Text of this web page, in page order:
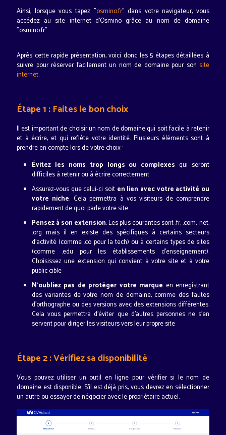
Ainsi, lorsque vous tapez "osmino.fr" dans votre navigateur, vous
accédez au site internet d'Osmino grâce au nom de domaine
"osmino.fr".
Après cette rapide présentation, voici donc les 5 étapes détaillées à
suivre pour réserver facilement un nom de domaine pour son site
internet.
Étape 1 : Faites le bon choix
Il est important de choisir un nom de domaine qui soit facile à retenir
et à écrire, et qui reflète votre identité. Plusieurs éléments sont à
prendre en compte lors de votre choix :
Évitez les noms trop longs ou complexes qui seront
difficiles à retenir ou à écrire correctement
Assurez-vous que celui-ci soit en lien avec votre activité ou
votre niche. Cela permettra à vos visiteurs de comprendre
rapidement de quoi parle votre site
Pensez à son extension. Les plus courantes sont .fr, .com, .net,
.org mais il en existe des spécifiques à certains secteurs
d'activité (comme .co pour la tech) ou à certains types de sites
(comme .edu pour les établissements d'enseignement).
Choisissez une extension qui convient à votre site et à votre
public cible
N'oubliez pas de protéger votre marque en enregistrant
des variantes de votre nom de domaine, comme des fautes
d'orthographe ou des versions avec des extensions différentes.
Cela vous permettra d'éviter que d'autres personnes ne s'en
servent pour diriger les visiteurs vers leur propre site
Étape 2 : Vérifiez sa disponibilité
Vous pouvez utiliser un outil en ligne pour vérifier si le nom de
domaine est disponible. S'il est déjà pris, vous devrez en sélectionner
un autre ou essayer de négocier avec le propriétaire actuel.